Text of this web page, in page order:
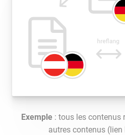
Exemple : tous les contenus
autres contenus